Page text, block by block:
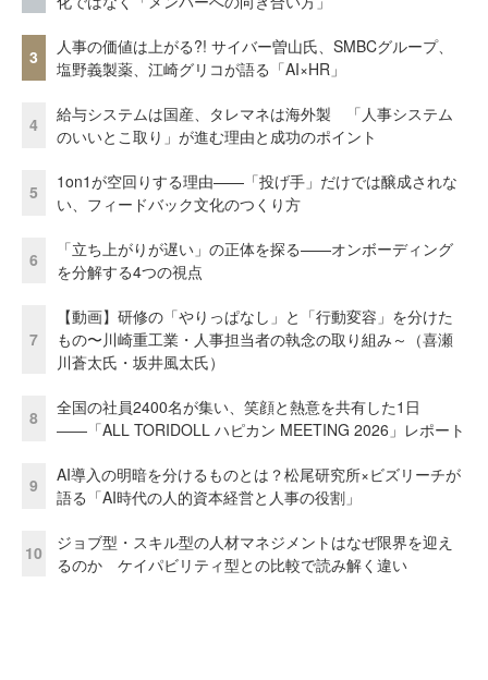
3
人事の価値は上がる?! サイバー曽山氏、SMBCグループ、
塩野義製薬、江崎グリコが語る「AI×HR」
4
給与システムは国産、タレマネは海外製 「人事システム
のいいとこ取り」が進む理由と成功のポイント
5
1on1が空回りする理由——「投げ手」だけでは醸成されな
い、フィードバック文化のつくり方
6
「立ち上がりが遅い」の正体を探る——オンボーディング
を分解する4つの視点
7
【動画】研修の「やりっぱなし」と「行動変容」を分けた
もの〜川崎重工業・人事担当者の執念の取り組み～（喜瀬
川蒼太氏・坂井風太氏）
8
全国の社員2400名が集い、笑顔と熱意を共有した1日
――「ALL TORIDOLL ハピカン MEETING 2026」レポート
9
AI導入の明暗を分けるものとは？松尾研究所×ビズリーチが
語る「AI時代の人的資本経営と人事の役割」
10
ジョブ型・スキル型の人材マネジメントはなぜ限界を迎え
るのか ケイパビリティ型との比較で読み解く違い